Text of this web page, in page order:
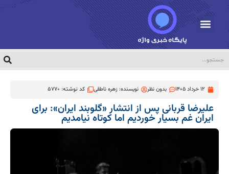
12 خرداد 1405 بدون نظر نویسنده:زهره ناطقی کد نوشته: 5770
علیرضا قربانی پس از انتشار «گلوبند ایران»: برای
ایران غم بسیار خوردیم اما کوتاه نیامدیم